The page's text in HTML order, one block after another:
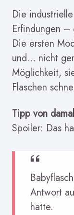
Die
Erfindungen –
Die ersten
und… nicht
Möglichkeit,
Flaschen
Tipp von
Spoiler: Das
Antwort
hatte.